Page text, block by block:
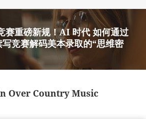
赛重磅新规！AI 时代 如何通过
写竞赛解码美本录取的“思维密
Over Country Music